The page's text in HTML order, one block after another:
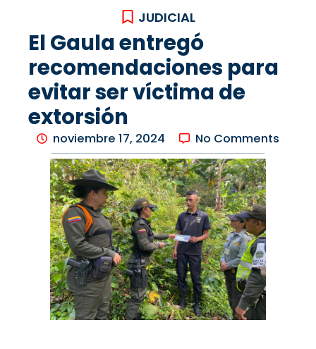
JUDICIAL
El Gaula entregó
recomendaciones para
evitar ser víctima de
extorsión
noviembre 17, 2024 No Comments